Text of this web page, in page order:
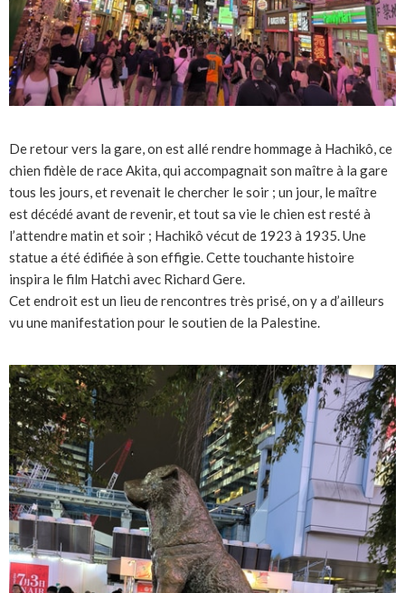
De retour vers la gare, on est allé rendre hommage à Hachikô, ce
chien fidèle de race Akita, qui accompagnait son maître à la gare
tous les jours, et revenait le chercher le soir ; un jour, le maître
est décédé avant de revenir, et tout sa vie le chien est resté à
l’attendre matin et soir ; Hachikô vécut de 1923 à 1935. Une
statue a été édifiée à son effigie. Cette touchante histoire
inspira le film Hatchi avec Richard Gere.
Cet endroit est un lieu de rencontres très prisé, on y a d’ailleurs
vu une manifestation pour le soutien de la Palestine.